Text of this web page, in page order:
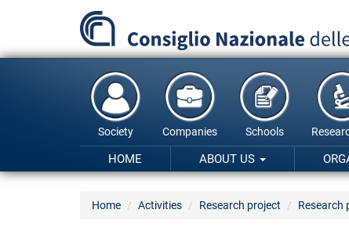
content
Society Companies Schools
HOME ABOUT US
Home Activities Research project Research